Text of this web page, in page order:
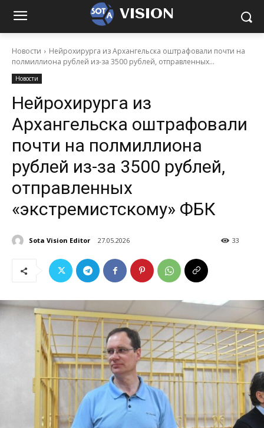
VISION
Новости
Нейрохирурга из Архангельска оштрафовали почти на
полмиллиона рублей из-за 3500 рублей, отправленных...
Новости
Нейрохирурга из
Архангельска оштрафовали
почти на полмиллиона
рублей из-за 3500 рублей,
отправленных
«экстремистскому» ФБК
Sota Vision Editor 27.05.2026 33